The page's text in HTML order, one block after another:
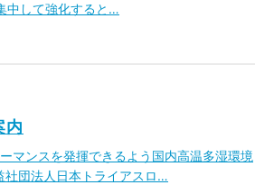
中して強化すると…
内
マンスを発揮できるよう国内高温多湿環境
社団法人日本トライアスロ…